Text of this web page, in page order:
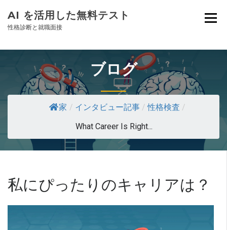
AI を活用した無料テスト
性格診断と就職面接
ブログ
家 / インタビュー記事 / 性格検査 /
What Career Is Right...
私にぴったりのキャリアは？